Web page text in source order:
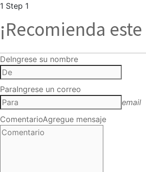
1 Step 1
¡Recomienda
DeIngrese su nombre
ParaIngrese un correo
email
ComentarioAgregue mensaje